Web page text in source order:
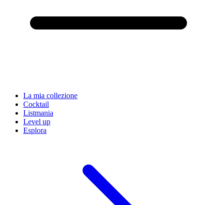
La mia collezione
Cocktail
Listmania
Level up
Esplora